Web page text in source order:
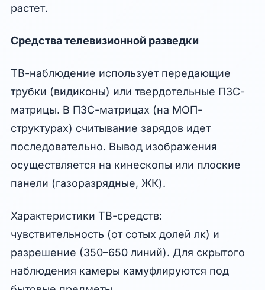
растет.
Средства телевизионной разведки
ТВ-наблюдение использует передающие
трубки (видиконы) или твердотельные ПЗС-
матрицы. В ПЗС-матрицах (на МОП-
структурах) считывание зарядов идет
последовательно. Вывод изображения
осуществляется на кинескопы или плоские
панели (газоразрядные, ЖК).
Характеристики ТВ-средств:
чувствительность (от сотых долей лк) и
разрешение (350–650 линий). Для скрытого
наблюдения камеры камуфлируются под